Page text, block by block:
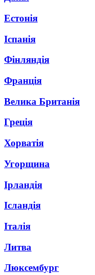
Естонія
Іспанія
Фінляндія
Франція
Велика Британія
Греція
Хорватія
Угорщина
Ірландія
Ісландія
Італія
Литва
Люксембург